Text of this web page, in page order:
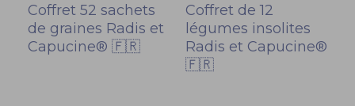
Coffret 52 sachets
de graines Radis et
Capucine® 🇫🇷
Coffret de 12
légumes insolites
Radis et Capucine®
🇫🇷